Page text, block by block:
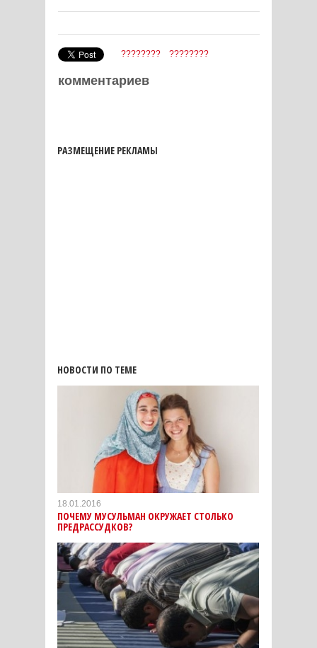
???????? ????????
комментариев
РАЗМЕЩЕНИЕ РЕКЛАМЫ
НОВОСТИ ПО ТЕМЕ
18.01.2016
ПОЧЕМУ МУСУЛЬМАН ОКРУЖАЕТ СТОЛЬКО
ПРЕДРАССУДКОВ?